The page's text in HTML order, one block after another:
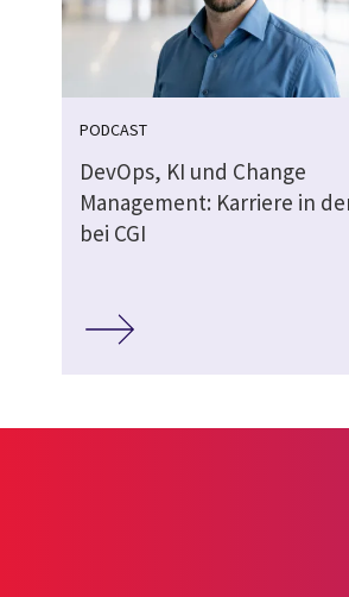
PODCAST
DevOps, KI und Change
Management: Karriere in
bei CGI